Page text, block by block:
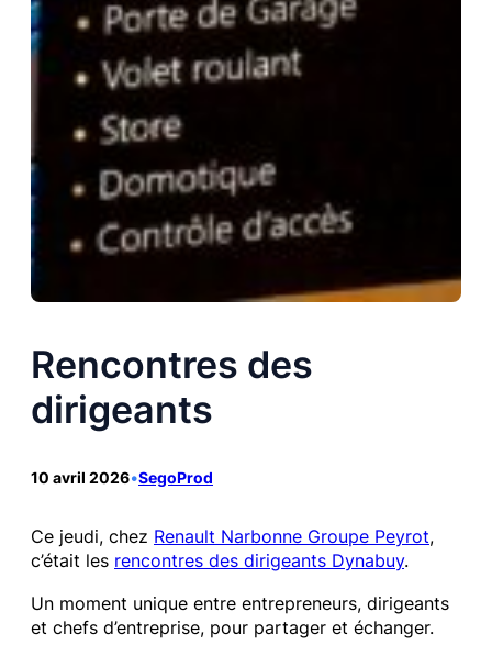
Rencontres des
dirigeants
10 avril 2026•SegoProd
Ce jeudi, chez Renault Narbonne Groupe Peyrot,
c’était les rencontres des dirigeants Dynabuy.
Un moment unique entre entrepreneurs, dirigeants
et chefs d’entreprise, pour partager et échanger.